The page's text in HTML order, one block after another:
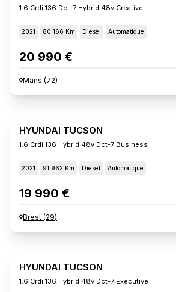
1.6 Crdi 136 Dct-7 Hybrid 48v Creative
2021 80 166 Km Diesel Automatique
20 990 €
Mans (72)
HYUNDAI TUCSON
1.6 Crdi 136 Hybrid 48v Dct-7 Business
2021 91 962 Km Diesel Automatique
19 990 €
Brest (29)
HYUNDAI TUCSON
1.6 Crdi 136 Hybrid 48v Dct-7 Executive